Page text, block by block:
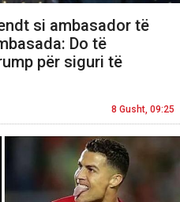
si ambasador të
Do të
për siguri të
8 Gusht, 09:25